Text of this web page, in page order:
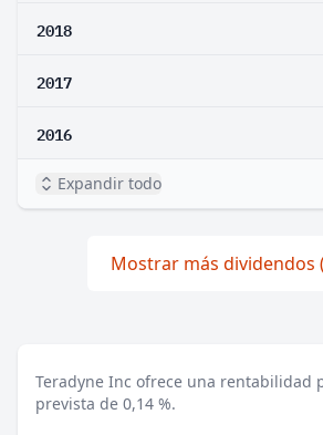
2018
2017
2016
Expandir todo
Mostrar más dividendos
Teradyne Inc ofrece una rentabilidad
prevista de 0,14 %.